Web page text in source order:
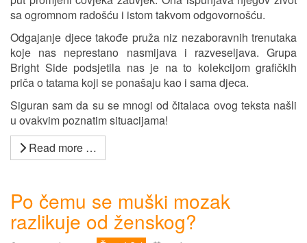
sa ogromnom radošću i istom takvom odgovornošću.
Odgajanje djece takođe pruža niz nezaboravnih trenutaka
koje nas neprestano nasmijava i razveseljava. Grupa
Bright Side podsjetila nas je na to kolekcijom grafičkih
priča o tatama koji se ponašaju kao i sama djeca.
Siguran sam da su se mnogi od čitalaca ovog teksta našli
u ovakvim poznatim situacijama!
Read more …
Po čemu se muški mozak
razlikuje od ženskog?